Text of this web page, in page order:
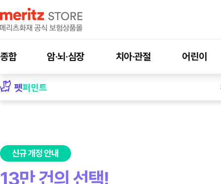
종합 암·뇌·심장 치아·관절 어린이